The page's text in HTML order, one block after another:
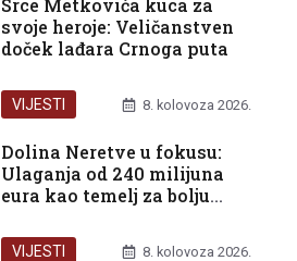
Srce Metkovića kuca za
svoje heroje: Veličanstven
doček lađara Crnoga puta
VIJESTI 8. kolovoza 2026.
Dolina Neretve u fokusu:
Ulaganja od 240 milijuna
eura kao temelj za bolju
VIJESTI 8. kolovoza 2026.